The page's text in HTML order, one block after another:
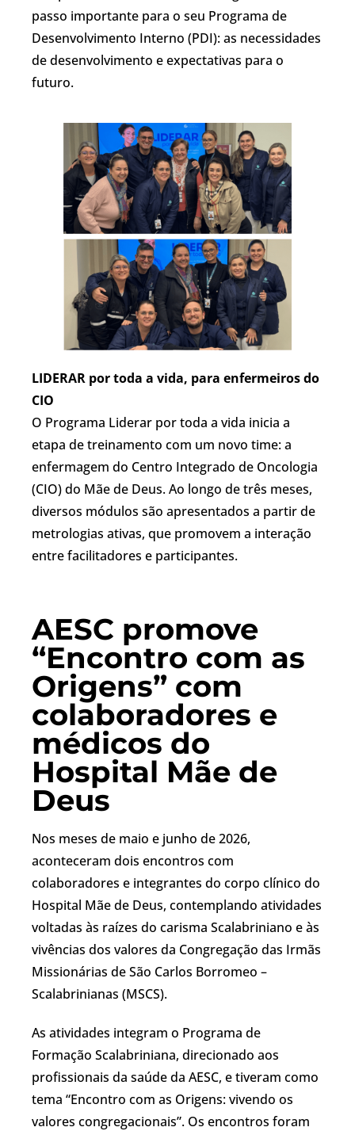
passo importante para o seu Programa de
Desenvolvimento Interno (PDI): as necessidades
de desenvolvimento e expectativas para o
futuro.
LIDERAR por toda a vida, para enfermeiros do
CIO
O Programa Liderar por toda a vida inicia a
etapa de treinamento com um novo time: a
enfermagem do Centro Integrado de Oncologia
(CIO) do Mãe de Deus. Ao longo de três meses,
diversos módulos são apresentados a partir de
metrologias ativas, que promovem a interação
entre facilitadores e participantes.
AESC promove
“Encontro com as
Origens” com
colaboradores e
médicos do
Hospital Mãe de
Deus
Nos meses de maio e junho de 2026,
aconteceram dois encontros com
colaboradores e integrantes do corpo clínico do
Hospital Mãe de Deus, contemplando atividades
voltadas às raízes do carisma Scalabriniano e às
vivências dos valores da Congregação das Irmãs
Missionárias de São Carlos Borromeo –
Scalabrinianas (MSCS).
As atividades integram o Programa de
Formação Scalabriniana, direcionado aos
profissionais da saúde da AESC, e tiveram como
tema “Encontro com as Origens: vivendo os
valores congregacionais”. Os encontros foram